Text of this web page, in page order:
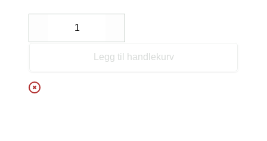
Decrease
Legg til handlekurv